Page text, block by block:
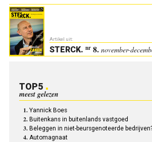
Artikel uit:
STERCK. nr8. november-
TOP5
meest gelezen
Yannick Boes
Buitenkans in buitenlands vastgoed
Beleggen in niet-beursgenoteerde
Automagnaat